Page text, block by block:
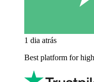
1 dia atrás
Best platform for